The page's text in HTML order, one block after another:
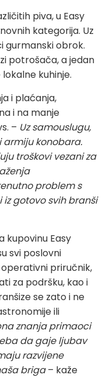
piva, u Easy
kategorija. Uz
gurmanski obrok.
potrošača, a jedan
kuhinje.
i plaćanja,
i na manje
– Uz samouslugu,
armiju konobara.
troškovi vezani za
problem s
gotovo svih branši
kupovinu Easy
svi poslovni
priručnik,
za podršku, kao i
se zato i ne
ili
znanja primaoci
da gaje ljubav
razvijene
briga– kaže